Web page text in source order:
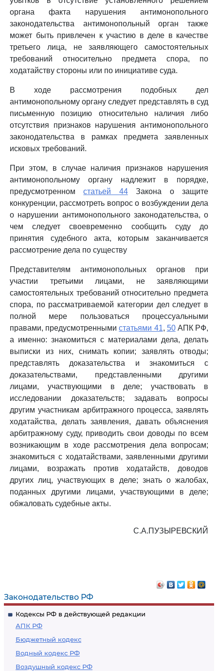
Законодательство РФ
Кодексы РФ в действующей редакции
АПК РФ
Бюджетный кодекс
Водный кодекс РФ
Воздушный кодекс РФ
органа факта нарушения антимонопольного
законодательства антимонопольный орган также
может быть привлечен к участию в деле в качестве
третьего лица, не заявляющего самостоятельных
требований относительно предмета спора, по
ходатайству стороны или по инициативе суда.
В ходе рассмотрения подобных дел
антимонопольному органу следует представлять в суд
письменную позицию относительно наличия либо
отсутствия признаков нарушения антимонопольного
законодательства в рамках предмета заявленных
исковых требований.
При этом, в случае наличия признаков нарушения
антимонопольному органу надлежит в порядке,
предусмотренномстатьей 44Закона о защите
конкуренции, рассмотреть вопрос о возбуждении дела
о нарушении антимонопольного законодательства, о
чем следует своевременно сообщить суду до
принятия судебного акта, которым заканчивается
рассмотрение дела по существу
Представителям антимонопольных органов при
участии третьими лицами, не заявляющими
самостоятельных требований относительно предмета
спора, по рассматриваемой категории дел следует в
полной мере пользоваться процессуальными
правами, предусмотреннымистатьями 41, 50АПК РФ,
а именно: знакомиться с материалами дела, делать
выписки из них, снимать копии; заявлять отводы;
представлять доказательства и знакомиться с
доказательствами, представленными другими
лицами, участвующими в деле; участвовать в
исследовании доказательств; задавать вопросы
другим участникам арбитражного процесса, заявлять
ходатайства, делать заявления, давать объяснения
арбитражному суду, приводить свои доводы по всем
возникающим в ходе рассмотрения дела вопросам;
знакомиться с ходатайствами, заявленными другими
лицами, возражать против ходатайств, доводов
других лиц, участвующих в деле; знать о жалобах,
поданных другими лицами, участвующими в деле;
обжаловать судебные акты.
С.А.ПУЗЫРЕВСКИЙ